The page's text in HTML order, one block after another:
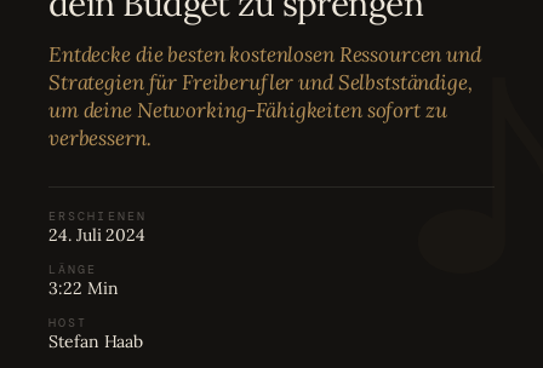
04 Bewertungen
Karriere
Entdecke die besten kostenlosen Ressourcen und
Strategien für Freiberufler und Selbstständige,
um deine Networking-Fähigkeiten sofort zu
verbessern.
ERSCHIENEN
24. Juli 2024
LÄNGE
3:22 Min
HOST
Stefan Haab